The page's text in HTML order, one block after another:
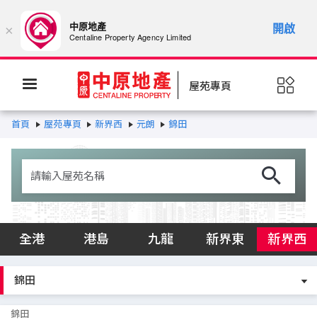
屋苑專頁
首頁 屋苑專頁 新界西 元朗 錦田
全港 港島 九龍 新界東 新界西
錦田
× 中原地產
Centaline Property Agency Limited
開啟